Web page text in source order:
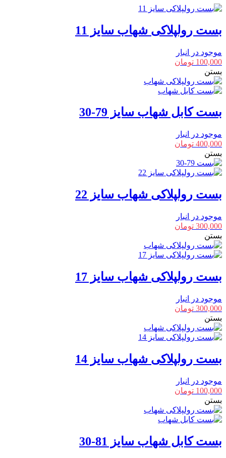
بست رولپلاکی شهاب سایز 11
موجود در انبار
100,000 تومان
بستن
بست کابل شهاب سایز 79-30
موجود در انبار
400,000 تومان
بستن
بست رولپلاکی شهاب سایز 22
موجود در انبار
300,000 تومان
بستن
بست رولپلاکی شهاب سایز 17
موجود در انبار
300,000 تومان
بستن
بست رولپلاکی شهاب سایز 14
موجود در انبار
100,000 تومان
بستن
بست کابل شهاب سایز 81-30